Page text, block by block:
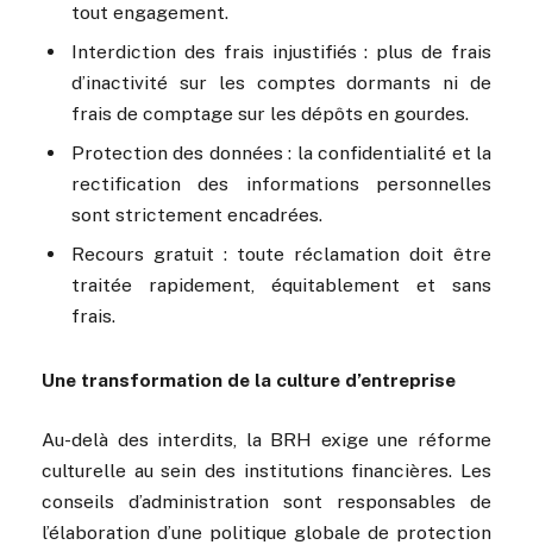
tout engagement.
Interdiction des frais injustifiés : plus de frais
d’inactivité sur les comptes dormants ni de
frais de comptage sur les dépôts en gourdes.
Protection des données : la confidentialité et la
rectification des informations personnelles
sont strictement encadrées.
Recours gratuit : toute réclamation doit être
traitée rapidement, équitablement et sans
frais.
Une transformation de la culture d’entreprise
Au-delà des interdits, la BRH exige une réforme
culturelle au sein des institutions financières. Les
conseils d’administration sont responsables de
l’élaboration d’une politique globale de protection